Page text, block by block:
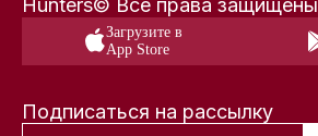
Hunters© Все права защищены
Загрузите в
App Store
Подписаться на рассылку